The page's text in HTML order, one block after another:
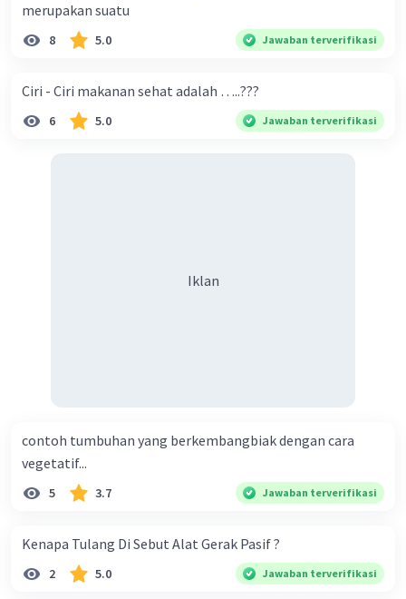
merupakan suatu
8 5.0 Jawaban terverifikasi
Ciri - Ciri makanan sehat adalah …..???
6 5.0 Jawaban terverifikasi
Iklan
contoh tumbuhan yang berkembangbiak dengan cara
vegetatif...
5 3.7 Jawaban terverifikasi
Kenapa Tulang Di Sebut Alat Gerak Pasif ?
2 5.0 Jawaban terverifikasi